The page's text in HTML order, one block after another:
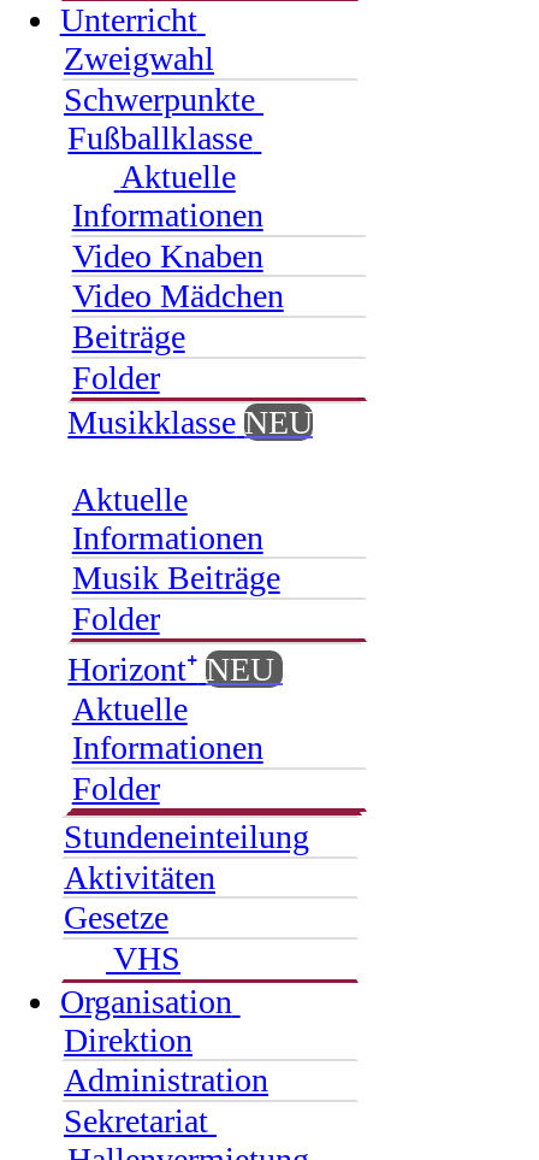
Unterricht
Zweigwahl
Schwerpunkte
Fußballklasse
Aktuelle
Informationen
Video Knaben
Video Mädchen
Beiträge
Folder
Musikklasse NEU
Aktuelle
Informationen
Musik Beiträge
Folder
Horizont⁺ NEU
Aktuelle
Informationen
Folder
Stundeneinteilung
Aktivitäten
Gesetze
VHS
Organisation
Direktion
Administration
Sekretariat